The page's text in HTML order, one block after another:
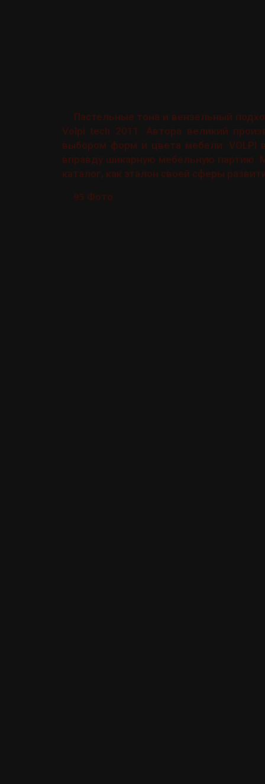
Пастельные тона и вензельный
Volpi tech 2011. Автора великий
выбором форм и цвета мебели. VOLPI
вправду шикарную мебельную
каталог, как эталон своей сферы
95 Фото